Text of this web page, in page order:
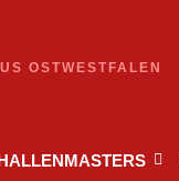
OSTWESTFALEN